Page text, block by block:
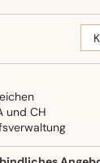
und CH